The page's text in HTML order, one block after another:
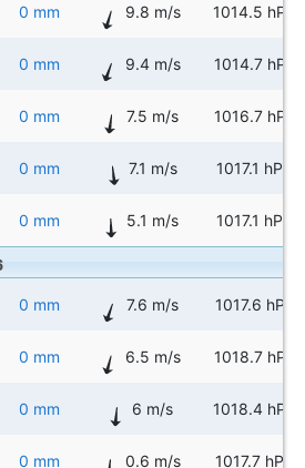
0 mm 9.8 m/s 1014.5 hPa
0 mm 9.4 m/s 1014.7 hPa
0 mm 7.5 m/s 1016.7 hPa
0 mm 7.1 m/s 1017.1 hPa
0 mm 5.1 m/s 1017.1 hPa
0 mm 7.6 m/s 1017.6 hPa
0 mm 6.5 m/s 1018.7 hPa
0 mm 6 m/s 1018.4 hPa
0 mm 0.6 m/s 1017.7 hPa